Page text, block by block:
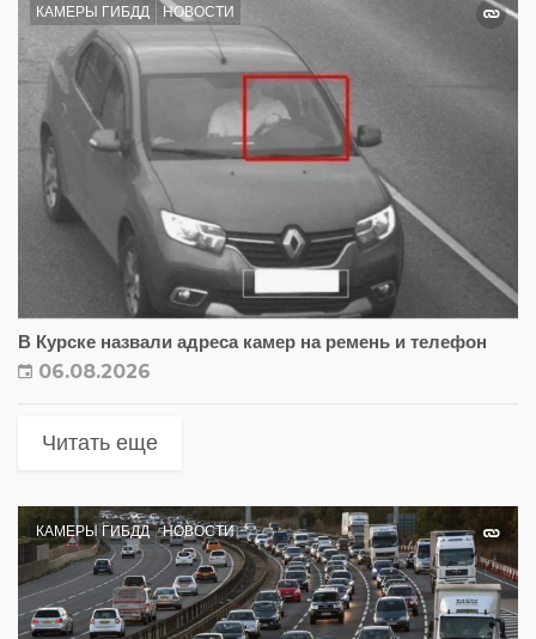
КАМЕРЫ ГИБДД НОВОСТИ
В Курске назвали адреса камер на ремень и телефон
06.08.2026
Читать еще
КАМЕРЫ ГИБДД НОВОСТИ